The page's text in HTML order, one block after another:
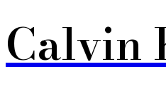
Calvin